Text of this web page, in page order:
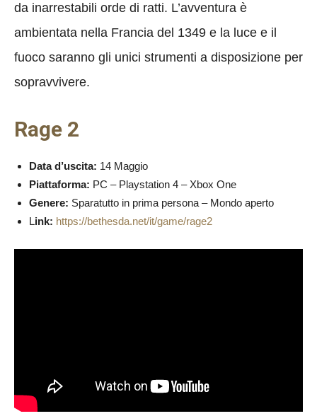
da inarrestabili orde di ratti. L’avventura è
ambientata nella Francia del 1349 e la luce e il
fuoco saranno gli unici strumenti a disposizione per
sopravvivere.
Rage 2
Data d’uscita: 14 Maggio
Piattaforma: PC – Playstation 4 – Xbox One
Genere: Sparatutto in prima persona – Mondo aperto
Link: https://bethesda.net/it/game/rage2